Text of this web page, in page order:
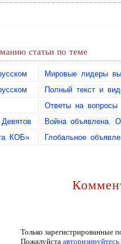
статьи по теме
Мировые лидеры
Полный текст и
Ответы на вопросы
Война объявлена.
КОБ» Глобальное
Только зарегистрированные
Пожалуйста авторизируйтесь